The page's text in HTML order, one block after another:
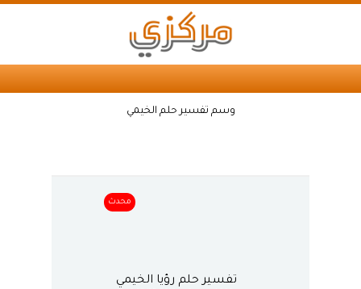
وسم تفسير حلم الخيمي
محدث
تفسير حلم رؤيا الخيمي